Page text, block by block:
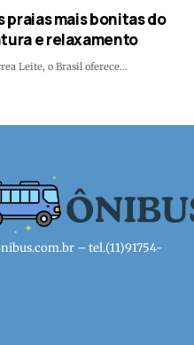
praias mais bonitas do
e relaxamento
Leite, o Brasil oferece…
– tel.(11)91754-